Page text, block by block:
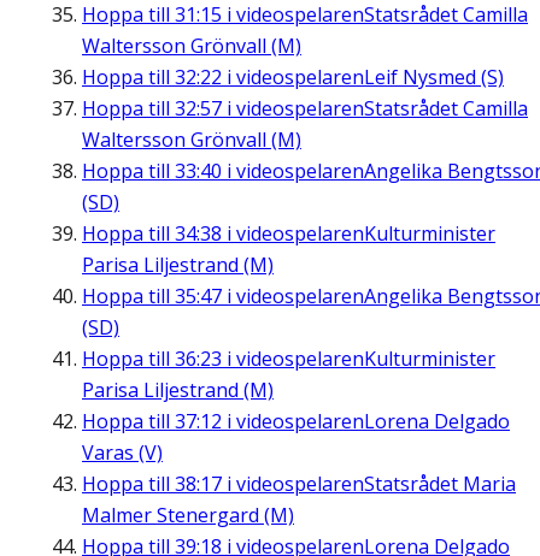
Hoppa till 31:15 i videospelarenStatsrådet Camilla
Waltersson Grönvall (M)
Hoppa till 32:22 i videospelarenLeif Nysmed (S)
Hoppa till 32:57 i videospelarenStatsrådet Camilla
Waltersson Grönvall (M)
Hoppa till 33:40 i videospelarenAngelika
(SD)
Hoppa till 34:38 i videospelarenKulturminister
Parisa Liljestrand (M)
Hoppa till 35:47 i videospelarenAngelika
(SD)
Hoppa till 36:23 i videospelarenKulturminister
Parisa Liljestrand (M)
Hoppa till 37:12 i videospelarenLorena Delgado
Varas (V)
Hoppa till 38:17 i videospelarenStatsrådet Maria
Malmer Stenergard (M)
Hoppa till 39:18 i videospelarenLorena Delgado